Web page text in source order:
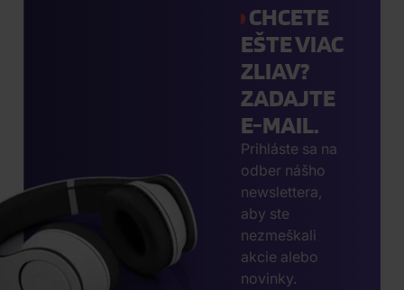
CHCETE
EŠTE VIAC
ZLIAV?
ZADAJTE
E-MAIL.
Prihláste sa na
odber nášho
newslettera,
aby ste
nezmeškali
akcie alebo
novinky.